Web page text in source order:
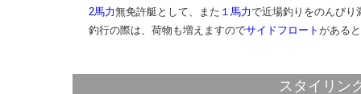
2馬力無免許艇として、また １馬力で近場釣りをのんびり
釣行の際は、荷物も増えますのでサイドフロート がある
スタイリン